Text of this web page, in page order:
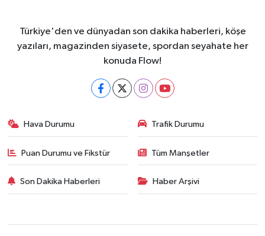
Türkiye'den ve dünyadan son dakika haberleri, köşe
yazıları, magazinden siyasete, spordan seyahate her
konuda Flow!
Hava Durumu Trafik Durumu
Puan Durumu ve Fikstür Tüm Manşetler
Son Dakika Haberleri Haber Arşivi